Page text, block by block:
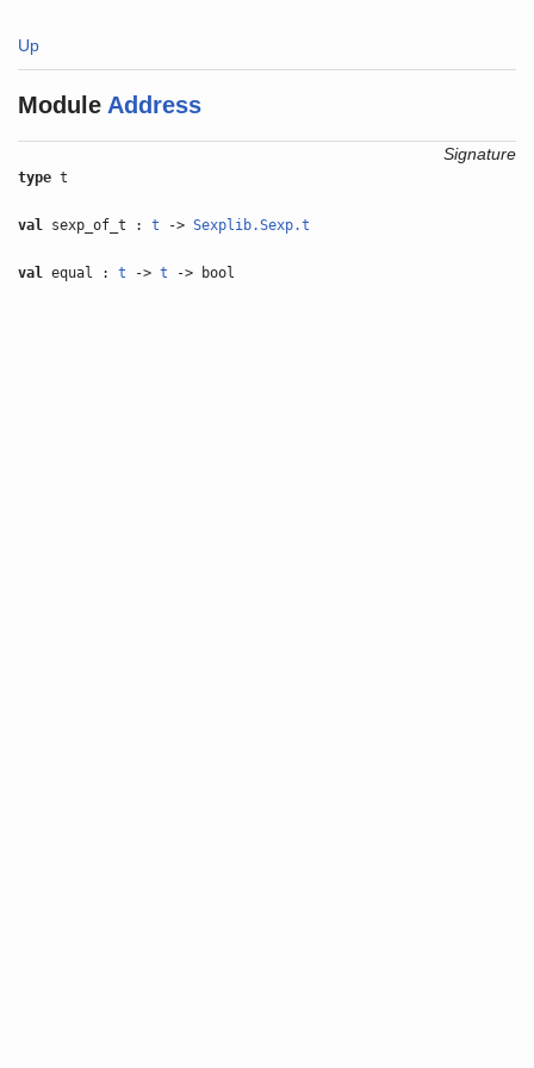
Up
Module Address
Signature
type t
val sexp_of_t :t ->Sexplib.Sexp.t
val equal :t ->t -> bool